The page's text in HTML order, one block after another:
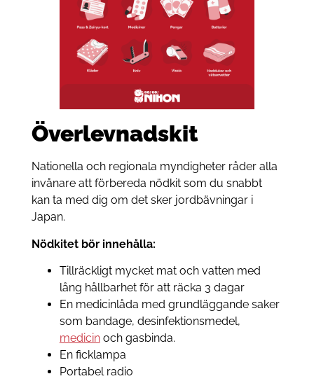
Överlevnadskit
Nationella och regionala myndigheter råder alla
invånare att förbereda nödkit som du snabbt
kan ta med dig om det sker jordbävningar i
Japan.
Nödkitet bör innehålla:
Tillräckligt mycket mat och vatten med
lång hållbarhet för att räcka 3 dagar
En medicinlåda med grundläggande saker
som bandage, desinfektionsmedel,
medicinoch gasbinda.
En ficklampa
Portabel radio